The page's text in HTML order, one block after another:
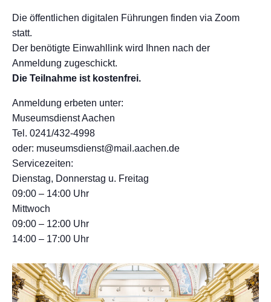
Die öffentlichen digitalen Führungen finden via Zoom
statt.
Der benötigte Einwahllink wird Ihnen nach der
Anmeldung zugeschickt.
Die Teilnahme ist kostenfrei.
Anmeldung erbeten unter:
Museumsdienst Aachen
Tel. 0241/432-4998
oder: museumsdienst@mail.aachen.de
Servicezeiten:
Dienstag, Donnerstag u. Freitag
09:00 – 14:00 Uhr
Mittwoch
09:00 – 12:00 Uhr
14:00 – 17:00 Uhr